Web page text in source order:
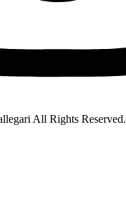
All Rights Reserved.